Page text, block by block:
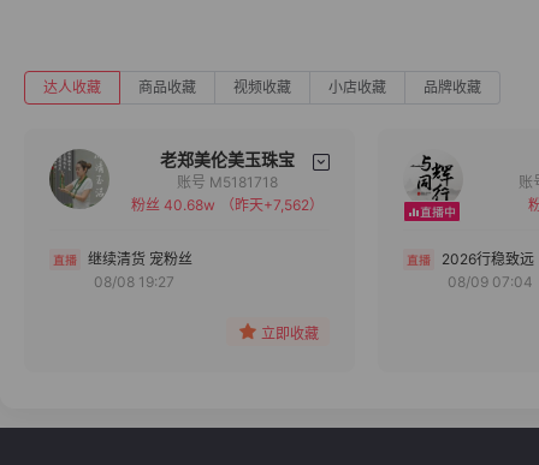
达人收藏 商品收藏 视频收藏 小店收藏 品牌收藏
老郑美伦美玉珠宝
备注
账号 M5181718
粉丝 40.68w
（昨天+7,562）
继续清货 宠粉丝
08/08 19:27
立即收藏
2026行稳致远
08/09 07:04